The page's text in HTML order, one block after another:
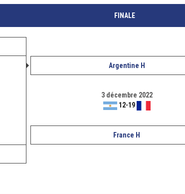
FINALE
Argentine H
3 décembre 2022
12-19
France H